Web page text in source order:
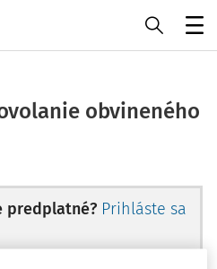
obvineného
predplatné? Prihláste sa